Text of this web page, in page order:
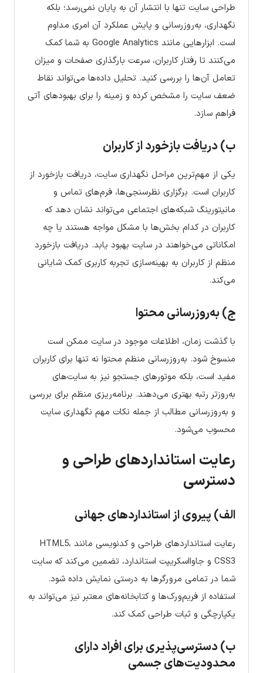
طراحی سایت تنها با انتشار آن به پایان نمی‌رسد؛ بلکه
نگهداری، به‌روزرسانی و پایش عملکرد آن امری مداوم
است. ابزارهایی مانند Google Analytics به شما کمک
می‌کنند تا رفتار کاربران، سرعت بارگذاری صفحات و میزان
تعامل آن‌ها را بررسی کنید. تحلیل داده‌ها می‌تواند نقاط
ضعف سایت را مشخص کرده و زمینه را برای بهبودهای آتی
فراهم سازد.
ب) دریافت بازخورد از کاربران
یکی از مهم‌ترین مراحل نگهداری سایت، دریافت بازخورد از
کاربران است. برگزاری نظرسنجی‌ها، فرم‌های تماس و
مانیتورینگ شبکه‌های اجتماعی می‌تواند نشان دهد که
کاربران در کدام بخش‌ها با مشکل مواجه هستند یا چه
امکاناتی می‌خواهند در سایت بهبود یابد. دریافت بازخورد
منظم از کاربران به بهینه‌سازی تجربه کاربری کمک شایانی
می‌کند.
ج) به‌روزرسانی محتوا
با گذشت زمان، اطلاعات موجود در سایت ممکن است
منسوخ شود. به‌روزرسانی منظم محتوا نه تنها برای کاربران
مفید است، بلکه موتورهای جستجو نیز به سایت‌های
به‌روزتر رتبه بهتری می‌دهند. برنامه‌ریزی منظم برای بررسی
و به‌روزرسانی مطالب از جمله نکات مهم نگهداری سایت
محسوب می‌شود.
رعایت استانداردهای طراحی و
دسترسی
الف) پیروی از استانداردهای جهانی
رعایت استانداردهای طراحی و کدنویسی مانند HTML5،
CSS3 و جاوااسکریپت استاندارد، تضمین می‌کند که سایت
شما در تمامی مرورگرها به درستی نمایش داده شود.
استفاده از فریم‌ورک‌ها و کتابخانه‌های معتبر نیز می‌تواند به
یکپارچگی و ثبات طراحی کمک کند.
ب) دسترسی‌پذیری برای افراد دارای
محدودیت‌های جسمی